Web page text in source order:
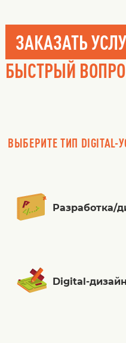
ЗАКАЗАТЬ
БЫСТРЫЙ
ВЫБЕРИТЕ ТИП DIGITAL-
Разработка/
Digital-